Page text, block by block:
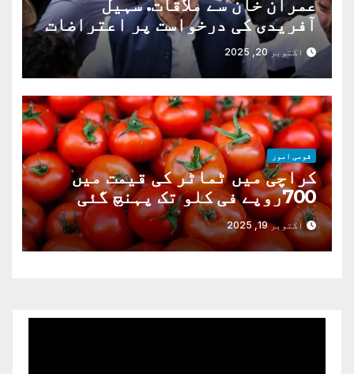
آفریدی کی درخواست پر اعتراضات
دوراکتوبر 20, 2025
قومی امور
کراچی میں ٹماٹر کی قیمت میں
700روپے فی کلو تک پہنچ گئی
اکتوبر 19, 2025